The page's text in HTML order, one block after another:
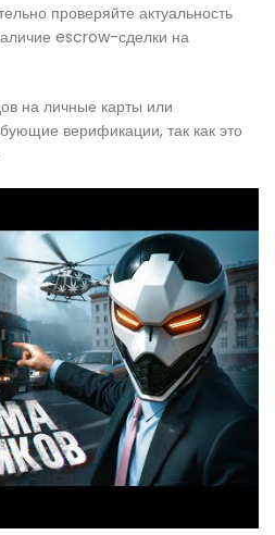
проверяйте актуальность
escrow-сделки на
на личные карты или
верификации, так как это